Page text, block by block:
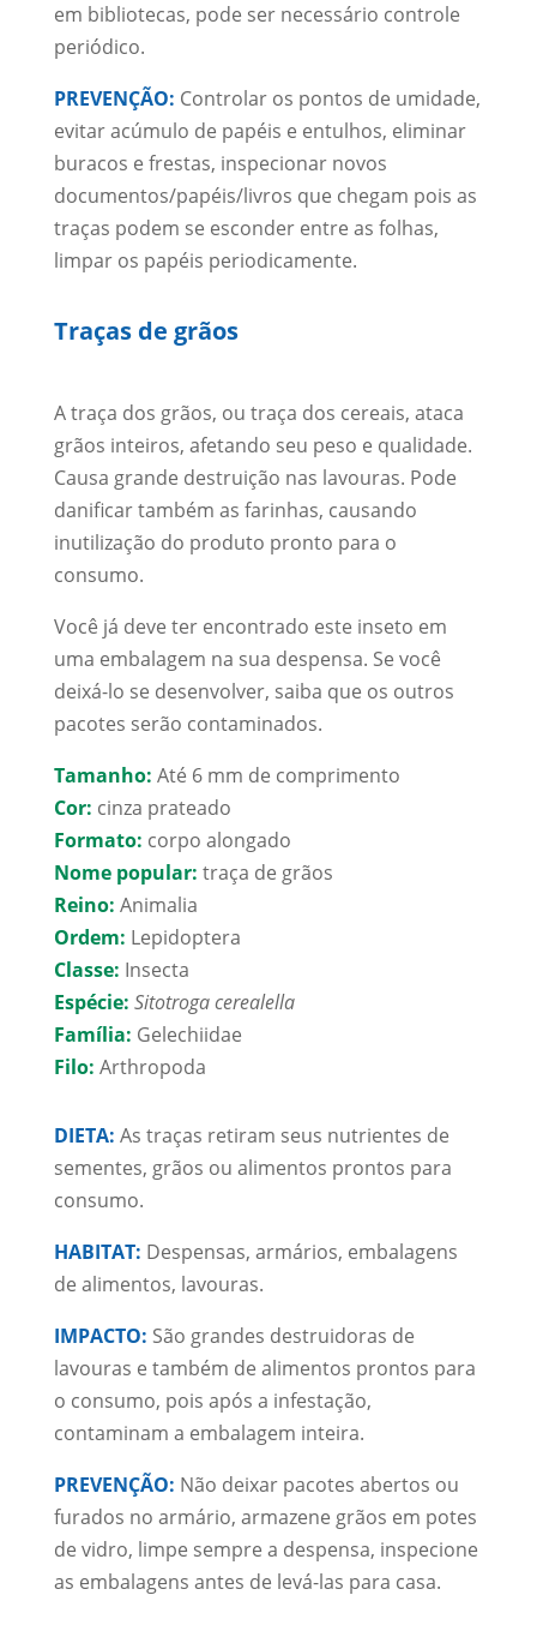
em bibliotecas, pode ser necessário controle
periódico.
PREVENÇÃO: Controlar os pontos de umidade,
evitar acúmulo de papéis e entulhos, eliminar
buracos e frestas, inspecionar novos
documentos/papéis/livros que chegam pois as
traças podem se esconder entre as folhas,
limpar os papéis periodicamente.
Traças de grãos
A traça dos grãos, ou traça dos cereais, ataca
grãos inteiros, afetando seu peso e qualidade.
Causa grande destruição nas lavouras. Pode
danificar também as farinhas, causando
inutilização do produto pronto para o
consumo.
Você já deve ter encontrado este inseto em
uma embalagem na sua despensa. Se você
deixá-lo se desenvolver, saiba que os outros
pacotes serão contaminados.
Tamanho: Até 6 mm de comprimento
Cor: cinza prateado
Formato: corpo alongado
Nome popular: traça de grãos
Reino: Animalia
Ordem: Lepidoptera
Classe: Insecta
Espécie: Sitotroga cerealella
Família: Gelechiidae
Filo: Arthropoda
DIETA: As traças retiram seus nutrientes de
sementes, grãos ou alimentos prontos para
consumo.
HABITAT: Despensas, armários, embalagens
de alimentos, lavouras.
IMPACTO: São grandes destruidoras de
lavouras e também de alimentos prontos para
o consumo, pois após a infestação,
contaminam a embalagem inteira.
PREVENÇÃO: Não deixar pacotes abertos ou
furados no armário, armazene grãos em potes
de vidro, limpe sempre a despensa, inspecione
as embalagens antes de levá-las para casa.